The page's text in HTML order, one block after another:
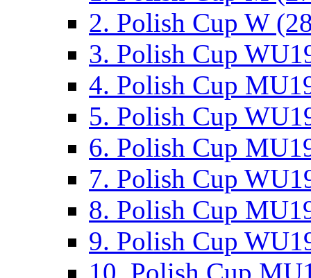
2. Polish Cup W
3. Polish Cup
4. Polish Cup
5. Polish Cup
6. Polish Cup
7. Polish Cup
8. Polish Cup
9. Polish Cup
10. Polish Cup